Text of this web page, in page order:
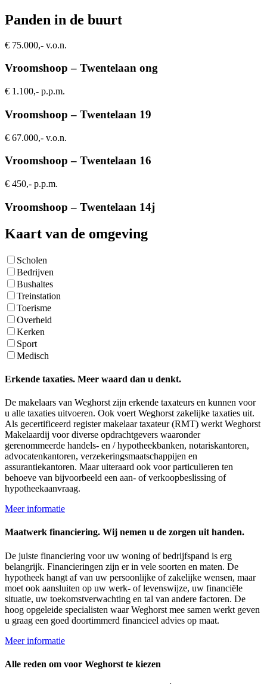
Panden in de buurt
€ 75.000,- v.o.n.
Vroomshoop – Twentelaan ong
€ 1.100,- p.p.m.
Vroomshoop – Twentelaan 19
€ 67.000,- v.o.n.
Vroomshoop – Twentelaan 16
€ 450,- p.p.m.
Vroomshoop – Twentelaan 14j
Kaart van de omgeving
Scholen
Bedrijven
Bushaltes
Treinstation
Toerisme
Overheid
Kerken
Sport
Medisch
Erkende taxaties. Meer waard dan u denkt.
De makelaars van Weghorst zijn erkende taxateurs en kunnen voor
u alle taxaties uitvoeren. Ook voert Weghorst zakelijke taxaties uit.
Als gecertificeerd register makelaar taxateur (RMT) werkt Weghorst
Makelaardij voor diverse opdrachtgevers waaronder
gerenommeerde handels- en / hypotheekbanken, notariskantoren,
advocatenkantoren, verzekeringsmaatschappijen en
assurantiekantoren. Maar uiteraard ook voor particulieren ten
behoeve van bijvoorbeeld een aan- of verkoopbeslissing of
hypotheekaanvraag.
Meer informatie
Maatwerk financiering. Wij nemen u de zorgen uit handen.
De juiste financiering voor uw woning of bedrijfspand is erg
belangrijk. Financieringen zijn er in vele soorten en maten. De
hypotheek hangt af van uw persoonlijke of zakelijke wensen, maar
moet ook aansluiten op uw werk- of levenswijze, uw financiële
situatie, uw toekomstverwachting en tal van andere factoren. De
hoog opgeleide specialisten waar Weghorst mee samen werkt geven
u graag een goed doortimmerd financieel advies op maat.
Meer informatie
Alle reden om voor Weghorst te kiezen